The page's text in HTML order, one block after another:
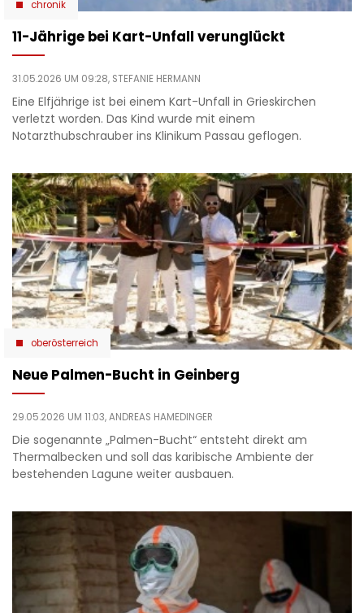
chronik
11-Jährige bei Kart-Unfall verunglückt
31.05.2026 UM 09:28, STEFANIE HERMANN
Eine Elfjährige ist bei einem Kart-Unfall in Grieskirchen
verletzt worden. Das Kind wurde mit einem
Notarzthubschrauber ins Klinikum Passau geflogen.
oberösterreich
Neue Palmen-Bucht in Geinberg
29.05.2026 UM 11:03,ANDREAS HAMEDINGER
Die sogenannte „Palmen-Bucht“ entsteht direkt am
Thermalbecken und soll das karibische Ambiente der
bestehenden Lagune weiter ausbauen.